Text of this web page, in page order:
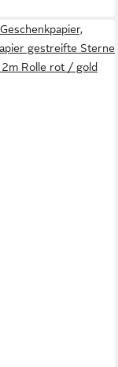
gestreifte Sterne
Rolle rot / gold